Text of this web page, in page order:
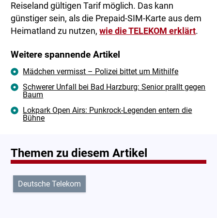
Reiseland gültigen Tarif möglich. Das kann
günstiger sein, als die Prepaid-SIM-Karte aus dem
Heimatland zu nutzen,wie die TELEKOM erklärt.
Weitere spannende Artikel
Mädchen vermisst – Polizei bittet um Mithilfe
Schwerer Unfall bei Bad Harzburg: Senior prallt gegen
Baum
Lokpark Open Airs: Punkrock-Legenden entern die
Bühne
Themen zu diesem Artikel
Deutsche Telekom